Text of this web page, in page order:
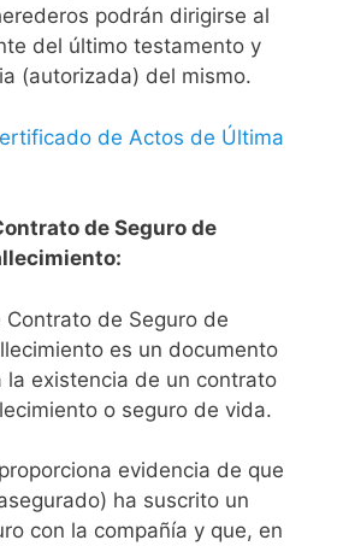
podrán dirigirse al
del último testamento y
(autorizada) del mismo.
de Actos de Última
de Seguro de
de Seguro de
es un documento
la existencia de un contrato
o seguro de vida.
evidencia de que
ha suscrito un
con la compañía y que, en